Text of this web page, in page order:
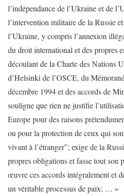
l’indépendance de l’Ukraine et de
l’intervention militaire de la Russie
l’Ukraine, y compris l’annexion
du droit international et des propres
découlant de la Charte des Nations
d’Helsinki de l’OSCE, du
décembre 1994 et des accords de
souligne que rien ne justifie
Europe pour des raisons
ou pour la protection de ceux qui
vivant à l’étranger”; exige de la
propres obligations et fasse tout son
œuvre ces accords intégralement et
un véritable processus de paix; … »